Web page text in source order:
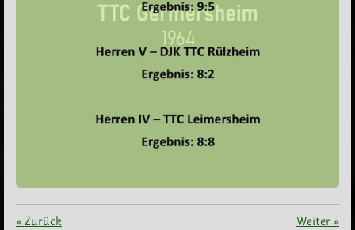
« Zurück Weiter »